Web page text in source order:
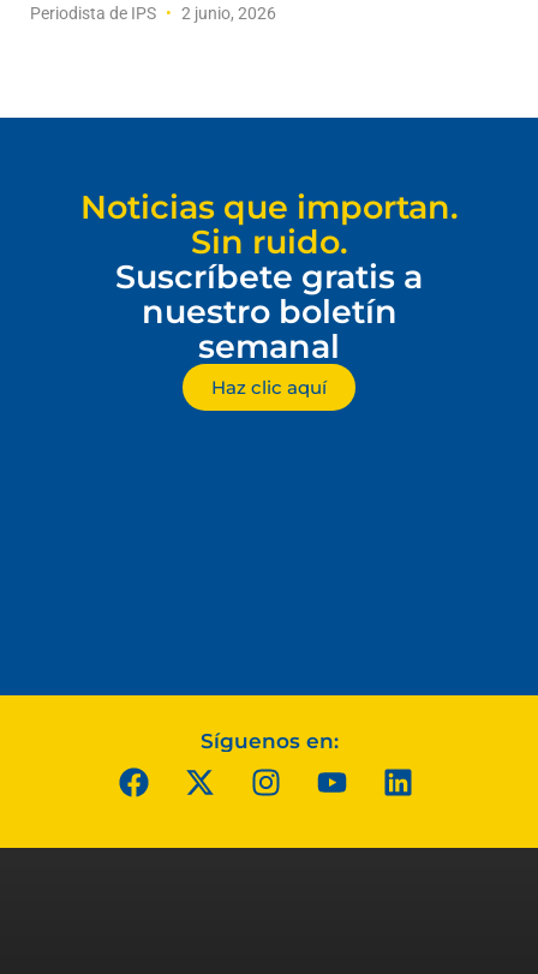
Periodista de IPS 2 junio, 2026
Noticias que importan.
Sin ruido.
Suscríbete gratis a
nuestro boletín
semanal
Haz clic aquí
Síguenos en: